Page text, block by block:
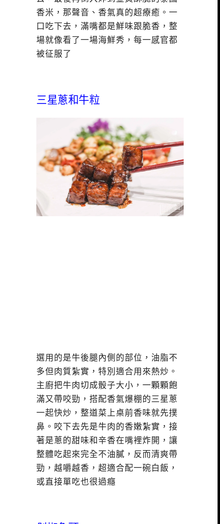
香米，那聲音、香氣真的超療癒。一
口吃下去，滿嘴都是鮮味跟脆香，整
場就像看了一場海鮮秀，每一感官都
被征服了
三星蔥和牛粒
選用的是牛後腿內側的部位，油脂不
多但肉質紮實，特別適合用來熱炒。
主廚把牛肉切成骰子大小，一顆顆飽
滿又帶咬勁，搭配香氣爆棚的三星蔥
一起快炒，整道菜上桌前香味就先撲
鼻。咬下去先是牛肉的香嫩紮實，接
著是蔥的甜味和辛香在嘴裡炸開，讓
整體吃起來完全不油膩，反而清爽帶
勁，越嚼越香，超適合配一碗白飯，
或直接單吃也很過癮